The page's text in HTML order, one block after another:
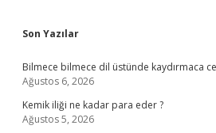
Sidebar
Son Yazılar
Bilmece bilmece dil üstünde kaydırmaca
Ağustos 6, 2026
Kemik iliği ne kadar para eder ?
Ağustos 5, 2026